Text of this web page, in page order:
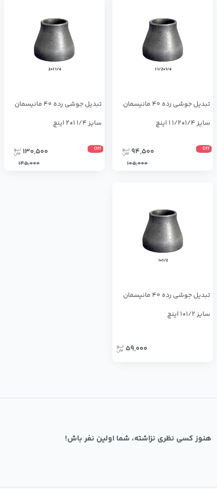
تبدیل جوشی رده 40 مانیسمان
سایز 1/4*1/2 1 اینچ
Off
94,500
105,000
تبدیل جوشی رده 40 مانیسمان
سایز 1/4 1*2 اینچ
Off
130,500
145,000
تبدیل جوشی رده 40 مانیسمان
سایز 1/2*1 اینچ
59,000
هنوز کسی نظری نزاشته، شما اولین نفر باش!